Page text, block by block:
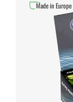
Made in Europe